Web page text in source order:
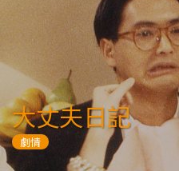
愛情
科幻
動畫
寫實紀錄
歌舞
大丈夫日記
劇情